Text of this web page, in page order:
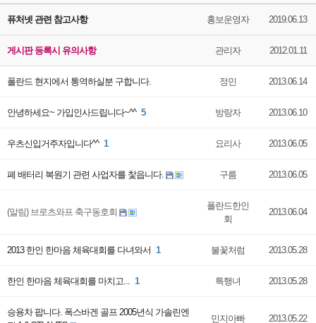
퓨처넷 관련 참고사항 홍보운영자 2019.06.13
게시판 등록시 유의사항 관리자 2012.01.11
폴란드 현지에서 통역하실분 구합니다. 정민 2013.06.14
안녕하세요~ 가입인사드립니다~^^ 5 방랑자 2013.06.10
우츠신입거주자입니다^^ 1 요리사 2013.06.05
폐 배터리 복원기 관련 사업자를 찿읍니다. 구름 2013.06.05
(알림) 브로츠와프 축구동호회
폴란드한인
회
2013.06.04
2013 한인 한마음 체육대회를 다녀와서 1 불꽃처럼 2013.05.28
한인 한마음 체육대회를 마치고... 1 특행녀 2013.05.28
승용차 팝니다. 폭스바겐 골프 2005년식 가솔린엔
민지아빠 2013.05.22